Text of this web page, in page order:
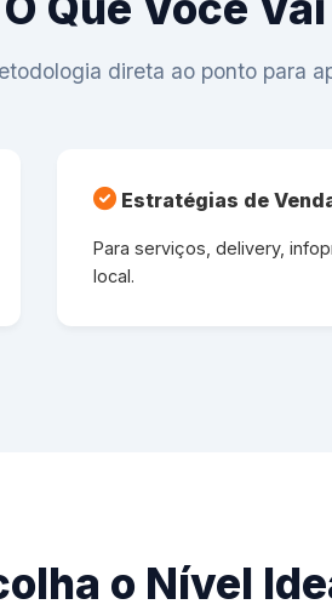
direta ao ponto para
Estratégias de
Para serviços, delivery,
local.
o Nível